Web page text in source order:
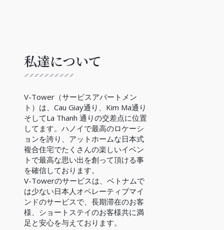
私達について
V-Tower（サービスアパートメン
ト）は、Cau Giay通り、Kim Ma通り
そしてLa Thanh 通りの交差点に位置
してます。ハノイで最高のロケーシ
ョンを誇り、アットホームな日本式
複合住宅でたくさんの楽しいイベン
トで最高な思い出を創って頂ける事
を確信しております。
V-Towerのサービスは、ベトナムで
は少ない日本人オペレーティブマイ
ンドのサービスで、長期滞在のお客
様、ショートステイのお客様共に満
足と安心を与えております。